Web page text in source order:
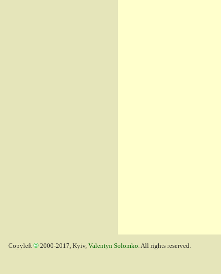
Copyleft 2000-2017, Kyiv, Valentyn Solomko. All rights reserved.